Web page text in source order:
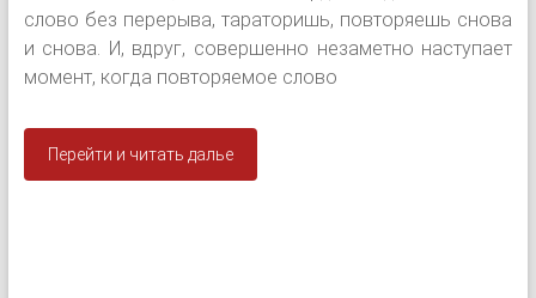
слово без перерыва, тараторишь, повторяешь снова
и снова. И, вдруг, совершенно незаметно наступает
момент, когда повторяемое слово
Перейти и читать далье